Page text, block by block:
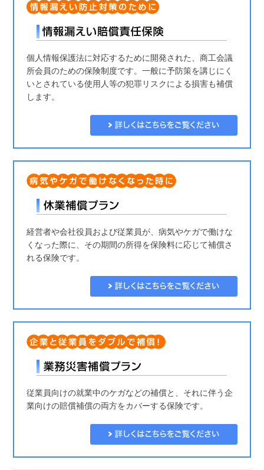
個人情報保護法に対応するために開発された、商工会議
所会員のための保険制度です。一般に予防策を講じにく
いとされている使用人等の犯罪リスクによる損害も補償
します。
経営者や会社役員および従業員が、病気やケガで働けな
くなった際に、その期間の所得を保険料に応じて補償さ
れる保険です。
従業員向けの就業中のケガなどの補償と、それに伴う企
業向けの賠償補償の両方をカバーする保険です。